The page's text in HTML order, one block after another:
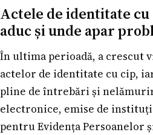
Actele de identitate
aduc și unde apar
În ultima perioadă, a crescut
actelor de identitate cu cip,
pline de întrebări și
electronice, emise de
pentru Evidența Persoanelor